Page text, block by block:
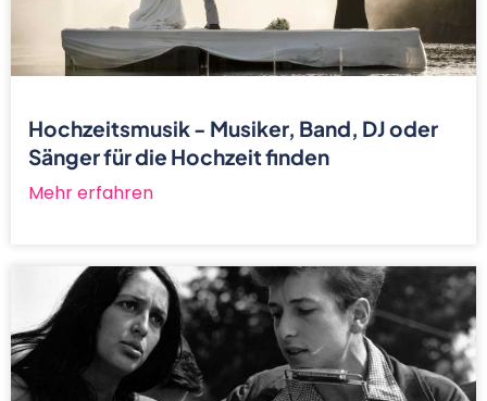
Hochzeitsmusik - Musiker, Band, DJ oder
Sänger für die Hochzeit finden
Mehr erfahren